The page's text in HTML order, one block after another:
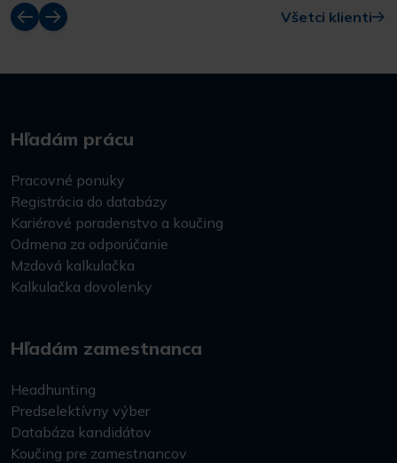
Všetci klienti
Hľadám prácu
Pracovné ponuky
Registrácia do databázy
Kariérové poradenstvo a koučing
Odmena za odporúčanie
Mzdová kalkulačka
Kalkulačka dovolenky
Hľadám zamestnanca
Headhunting
Predselektívny výber
Databáza kandidátov
Koučing pre zamestnancov